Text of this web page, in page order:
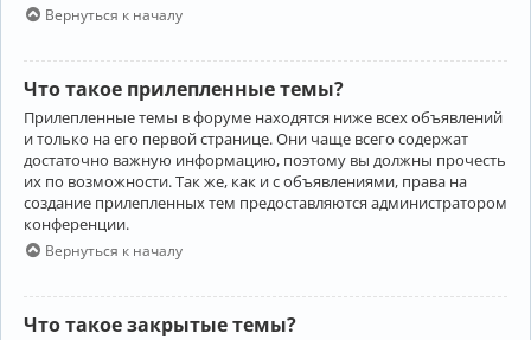
Вернуться к началу
Что такое прилепленные темы?
Прилепленные темы в форуме находятся ниже всех объявлений
и только на его первой странице. Они чаще всего содержат
достаточно важную информацию, поэтому вы должны прочесть
их по возможности. Так же, как и с объявлениями, права на
создание прилепленных тем предоставляются администратором
конференции.
Вернуться к началу
Что такое закрытые темы?